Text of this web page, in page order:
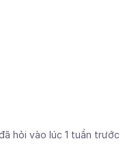
hỏi vào lúc 1 tuần trước